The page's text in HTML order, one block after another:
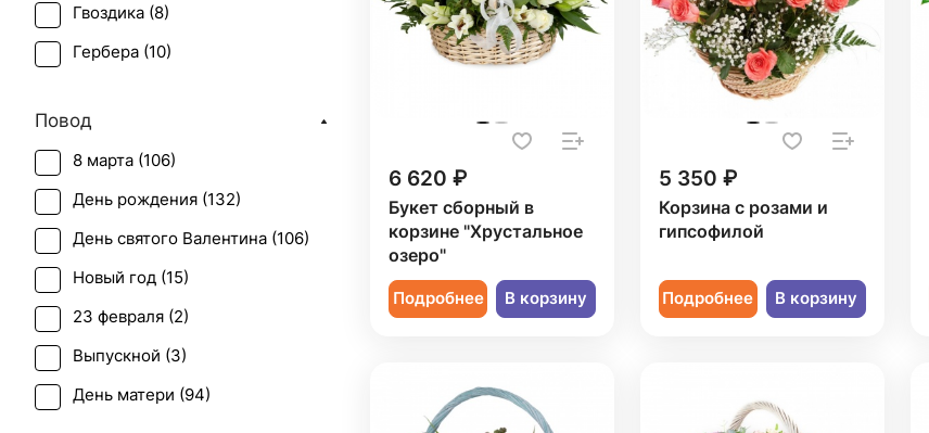
6 620 ₽
Букет сборный в
корзине "Хрустальное
озеро"
Подробнее В корзину
5 350 ₽
Корзина с розами и
гипсофилой
Подробнее В корзину
Гвоздика (8)
Гербера (10)
Гиперикум (
Гипсофила (7
Гортензия (5)
Ирис (4)
Лилия ( 7)
Лимониум ( 2)
Маттиола ( 1)
Нарцисс (1)
Повод
8 марта (106)
День рождения (132)
День святого Валентина (106)
Новый год (15)
23 февраля (2)
Выпускной (3)
День матери (94)